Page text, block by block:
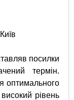
посилки
термін.
оптимального
рівень